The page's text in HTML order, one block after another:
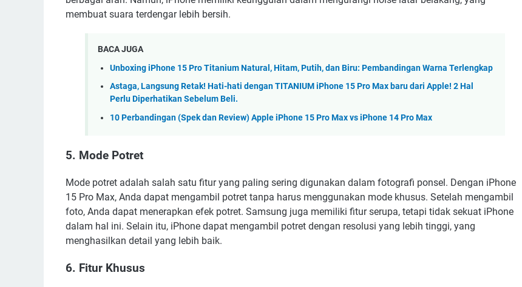
membuat suara terdengar lebih bersih.
BACA JUGA
Unboxing iPhone 15 Pro Titanium Natural, Hitam, Putih, dan Biru: Pembandingan Warna Terlengkap
Astaga, Langsung Retak! Hati-hati dengan TITANIUM iPhone 15 Pro Max baru dari Apple! 2 Hal
Perlu Diperhatikan Sebelum Beli.
10 Perbandingan (Spek dan Review) Apple iPhone 15 Pro Max vs iPhone 14 Pro Max
5. Mode Potret
Mode potret adalah salah satu fitur yang paling sering digunakan dalam fotografi ponsel. Dengan iPhone
15 Pro Max, Anda dapat mengambil potret tanpa harus menggunakan mode khusus. Setelah mengambil
foto, Anda dapat menerapkan efek potret. Samsung juga memiliki fitur serupa, tetapi tidak sekuat iPhone
dalam hal ini. Selain itu, iPhone dapat mengambil potret dengan resolusi yang lebih tinggi, yang
menghasilkan detail yang lebih baik.
6. Fitur Khusus